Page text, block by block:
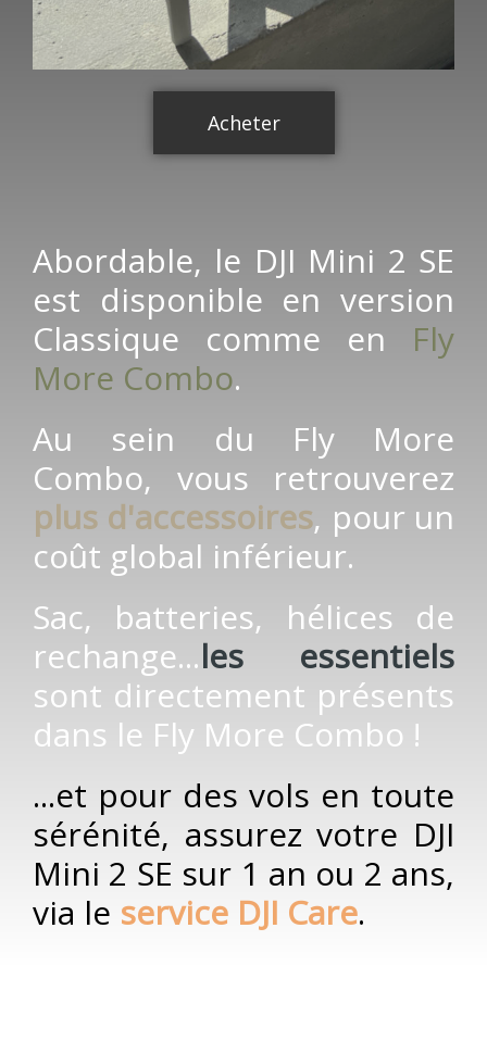
Abordable, le DJI Mini 2 SE
est disponible en version
Classique comme en Fly
More Combo.
Au sein du Fly More
Combo, vous retrouverez
plus d'accessoires, pour un
coût global inférieur.
Sac, batteries, hélices de
rechange...les essentiels
sont directement présents
dans le Fly More Combo !
...et pour des vols en toute
sérénité, assurez votre DJI
Mini 2 SE sur 1 an ou 2 ans,
via le service DJI Care.
Acheter